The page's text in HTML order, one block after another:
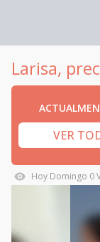
Larisa,
VER
Hoy Domingo 0